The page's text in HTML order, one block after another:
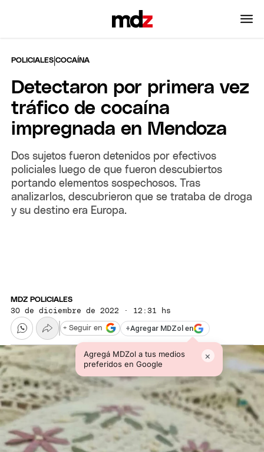
POLICIALES |COCAÍNA
Detectaron por primera vez
tráfico de cocaína
impregnada en Mendoza
Dos sujetos fueron detenidos por efectivos
policiales luego de que fueron descubiertos
portando elementos sospechosos. Tras
analizarlos, descubrieron que se trataba de droga
y su destino era Europa.
MDZ POLICIALES
30 de diciembre de 2022 · 12:31 hs
+Agregar MDZol en
Agregá MDZol a tus medios
preferidos en Google
×
+ Seguir en